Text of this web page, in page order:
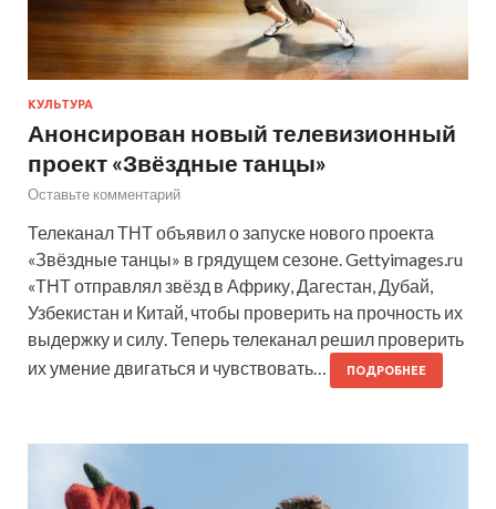
КУЛЬТУРА
Анонсирован новый телевизионный
проект «Звёздные танцы»
Оставьте комментарий
Телеканал ТНТ объявил о запуске нового проекта
«Звёздные танцы» в грядущем сезоне. Gettyimages.ru
«ТНТ отправлял звёзд в Африку, Дагестан, Дубай,
Узбекистан и Китай, чтобы проверить на прочность их
выдержку и силу. Теперь телеканал решил проверить
их умение двигаться и чувствовать…
ПОДРОБНЕЕ